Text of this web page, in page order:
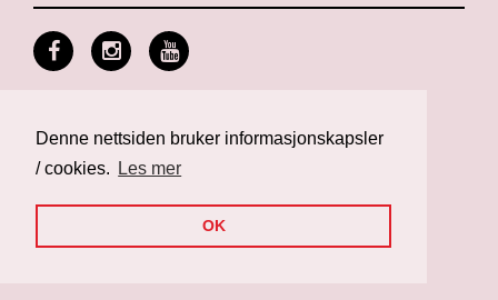
Denne nettsiden bruker informasjonskapsler
/ cookies.
Les mer
OK
Design: Differ Media
Web: Noop